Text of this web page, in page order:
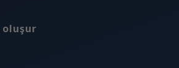
oluşur